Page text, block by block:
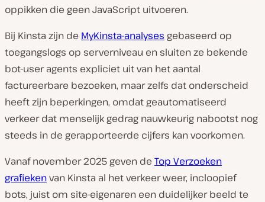
oppikken die geen JavaScript uitvoeren.
Bij Kinsta zijn de MyKinsta-analyses gebaseerd op
toegangslogs op serverniveau en sluiten ze bekende
bot-user agents expliciet uit van het aantal
factureerbare bezoeken, maar zelfs dat onderscheid
heeft zijn beperkingen, omdat geautomatiseerd
verkeer dat menselijk gedrag nauwkeurig nabootst nog
steeds in de gerapporteerde cijfers kan voorkomen.
Vanaf november 2025 geven de Top Verzoeken
grafiekenvan Kinsta al het verkeer weer, incloopief
bots, juist om site-eigenaren een duidelijker beeld te